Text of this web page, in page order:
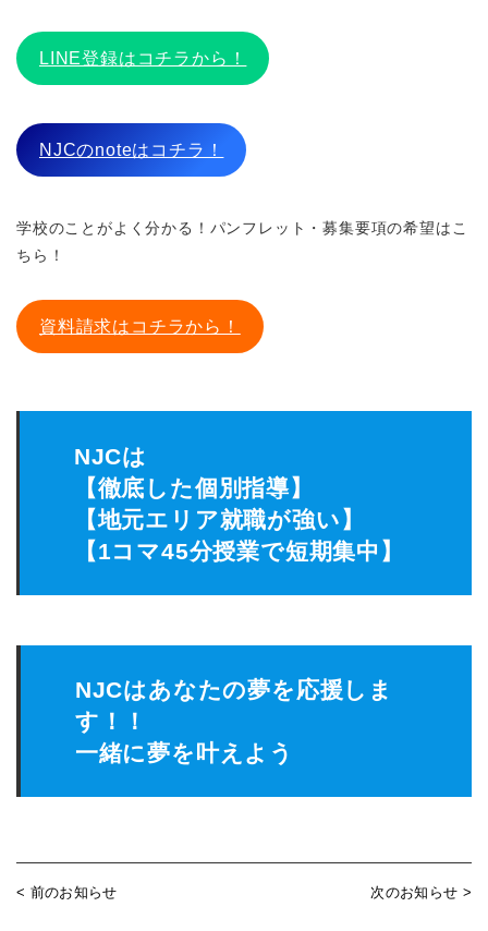
LINE登録はコチラから！
NJCのnoteはコチラ！
学校のことがよく分かる！パンフレット・募集要項の希望はこ
ちら！
資料請求はコチラから！
NJCは
【徹底した個別指導】
【地元エリア就職が強い】
【1コマ45分授業で短期集中】
NJCはあなたの夢を応援しま
す！！
一緒に夢を叶えよう
< 前のお知らせ 次のお知らせ >